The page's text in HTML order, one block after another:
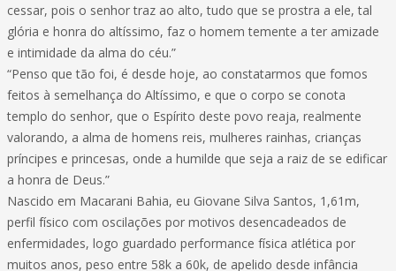
cessar, pois o senhor traz ao alto, tudo que se prostra a ele, tal
glória e honra do altíssimo, faz o homem temente a ter amizade
e intimidade da alma do céu.”
“Penso que tão foi, é desde hoje, ao constatarmos que fomos
feitos à semelhança do Altíssimo, e que o corpo se conota
templo do senhor, que o Espírito deste povo reaja, realmente
valorando, a alma de homens reis, mulheres rainhas, crianças
príncipes e princesas, onde a humilde que seja a raiz de se edificar
a honra de Deus.”
Nascido em Macarani Bahia, eu Giovane Silva Santos, 1,61m,
perfil físico com oscilações por motivos desencadeados de
enfermidades, logo guardado performance física atlética por
muitos anos, peso entre 58k a 60k, de apelido desde infância